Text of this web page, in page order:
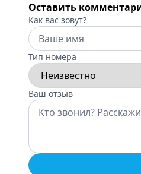
Оставить
Как вас зовут?
Тип номера
Ваш отзыв